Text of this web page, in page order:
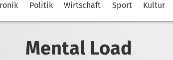
Politik Wirtschaft Sport Kultur
Mental Load